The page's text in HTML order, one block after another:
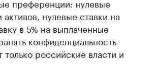
преференции: нулевые
нулевые ставки на
в 5% на выплаченные
конфиденциальность
российские власти и